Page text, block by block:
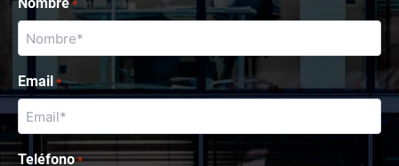
Nombre *
Email *
Teléfono *